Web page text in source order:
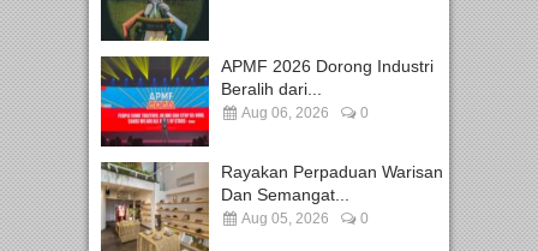
APMF 2026 Dorong Industri
Beralih dari...
Aug 06, 2026 0
Rayakan Perpaduan Warisan
Dan Semangat...
Aug 05, 2026 0